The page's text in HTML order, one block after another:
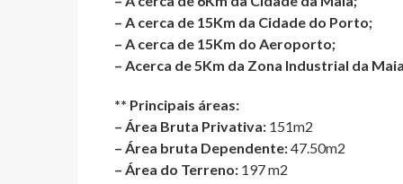
– A cerca de 15Km da Cidade do Porto;
– A cerca de 15Km do Aeroporto;
– Acerca de 5Km da Zona Industrial da
** Principais áreas:
– Área Bruta Privativa: 151m2
– Área bruta Dependente:47.50m2
– Área do Terreno: 197 m2